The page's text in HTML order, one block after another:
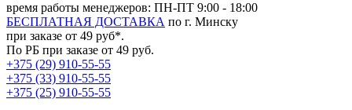
время работы менеджеров: ПН-ПТ 9:00 - 18:00
БЕСПЛАТНАЯ ДОСТАВКА по г. Минску
при заказе от 49 руб*.
По РБ при заказе от 49 руб.
+375 (29) 910-55-55
+375 (33) 910-55-55
+375 (25) 910-55-55